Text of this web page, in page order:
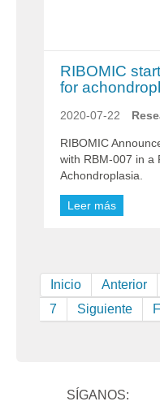
RIBOMIC
for
2020-07-22
RIBOMIC
with RBM-007 in a
Achondroplasia.
Leer más
Inicio Anterior
7
Siguiente
SÍGANOS: